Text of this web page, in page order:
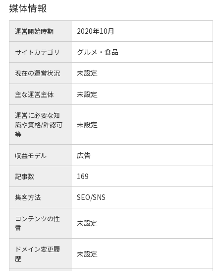
媒体情報
運営開始時期 2020年10月
サイトカテゴリ グルメ・食品
現在の運営状況 未設定
主な運営主体 未設定
運営に必要な知
識や資格/許認可
等
未設定
収益モデル 広告
記事数 169
集客方法 SEO/SNS
コンテンツの性
質
未設定
ドメイン変更履
歴
未設定